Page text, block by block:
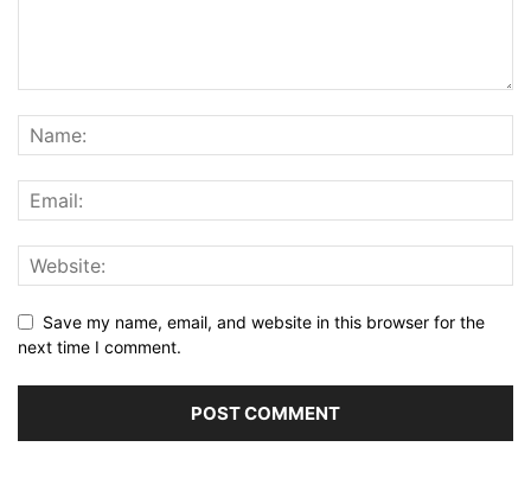
Save my name, email, and website in this browser for the
next time I comment.